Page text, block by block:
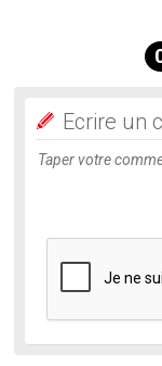
Ecrire un